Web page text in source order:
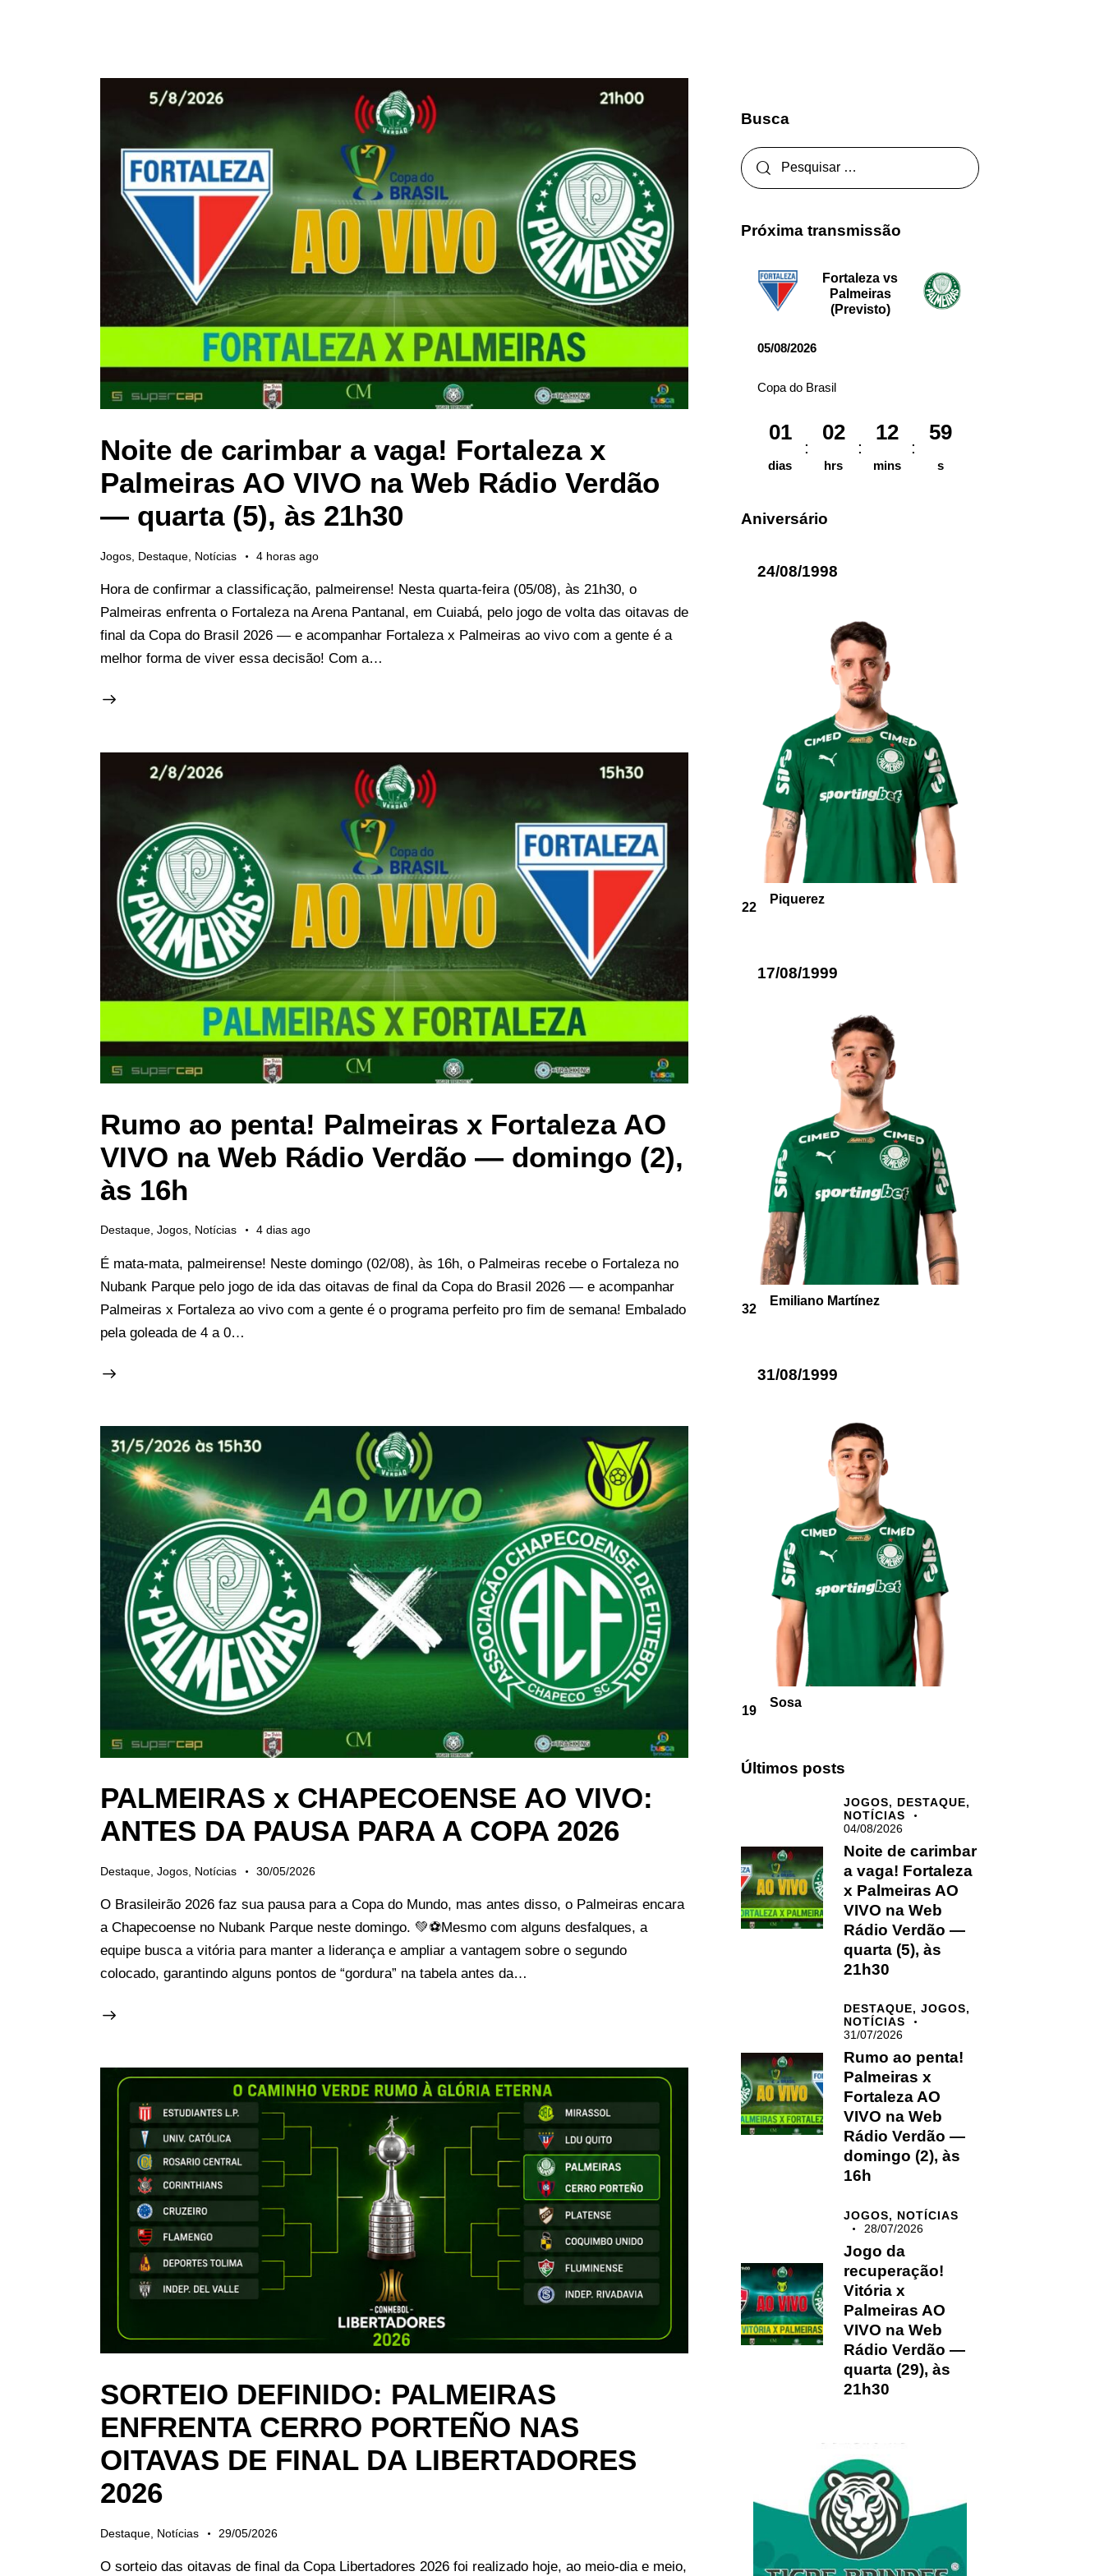
Noite de carimbar a vaga! Fortaleza x
Palmeiras AO VIVO na Web Rádio Verdão
— quarta (5), às 21h30
Jogos Destaque Notícias 4 horas ago
Hora de confirmar a classificação, palmeirense! Nesta quarta-feira (05/08), às 21h30, o
Palmeiras enfrenta o Fortaleza na Arena Pantanal, em Cuiabá, pelo jogo de volta das oitavas de
final da Copa do Brasil 2026 — e acompanhar Fortaleza x Palmeiras ao vivo com a gente é a
melhor forma de viver essa decisão! Com a…
Rumo ao penta! Palmeiras x Fortaleza AO
VIVO na Web Rádio Verdão — domingo (2),
às 16h
Destaque, Jogos, Notícias 4 dias ago
É mata-mata, palmeirense! Neste domingo (02/08), às 16h, o Palmeiras recebe o Fortaleza no
Nubank Parque pelo jogo de ida das oitavas de final da Copa do Brasil 2026 — e acompanhar
Palmeiras x Fortaleza ao vivo com a gente é o programa perfeito pro fim de semana! Embalado
pela goleada de 4 a 0…
PALMEIRAS x CHAPECOENSE AO VIVO:
ANTES DA PAUSA PARA A COPA 2026
Destaque Jogos Notícias 30/05/2026
O Brasileirão 2026 faz sua pausa para a Copa do Mundo, mas antes disso, o Palmeiras encara
a Chapecoense no Nubank Parque neste domingo. 💚⚽Mesmo com alguns desfalques, a
equipe busca a vitória para manter a liderança e ampliar a vantagem sobre o segundo
colocado, garantindo alguns pontos de “gordura” na tabela antes da…
SORTEIO DEFINIDO: PALMEIRAS
ENFRENTA CERRO PORTEÑO NAS
OITAVAS DE FINAL DA LIBERTADORES
2026
Destaque Notícias 29/05/2026
O sorteio das oitavas de final da Copa Libertadores 2026 foi realizado hoje, ao meio-dia e meio,
Busca
Próxima transmissão
Fortaleza vs
Palmeiras
(Previsto)
05/08/2026
Copa do Brasil
01
dias
02
hrs
12
mins
59
s
Aniversário
24/08/1998
22
Piquerez
17/08/1999
32
Emiliano Martínez
31/08/1999
19
Sosa
Últimos posts
JOGOS, DESTAQUE,
NOTÍCIAS
04/08/2026
Noite de carimbar
a vaga! Fortaleza
x Palmeiras AO
VIVO na Web
Rádio Verdão —
quarta (5), às
21h30
DESTAQUE,JOGOS,
NOTÍCIAS
31/07/2026
Rumo ao penta!
Palmeiras x
Fortaleza AO
VIVO na Web
Rádio Verdão —
domingo (2), às
16h
JOGOS, NOTÍCIAS
28/07/2026
Jogo da
recuperação!
Vitória x
Palmeiras AO
VIVO na Web
Rádio Verdão —
quarta (29), às
21h30